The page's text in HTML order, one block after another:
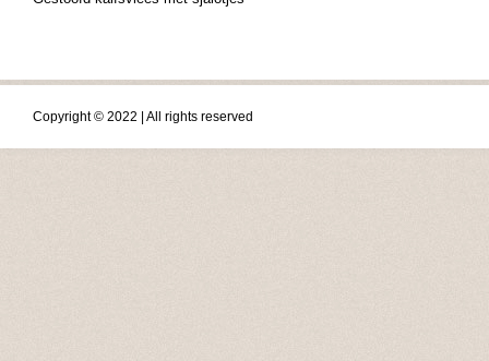
Copyright © 2022 | All rights reserved